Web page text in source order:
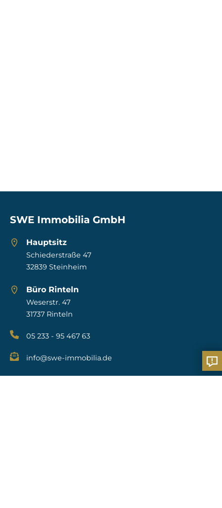
SWE Immobilia GmbH
Hauptsitz
Schiederstraße 47
32839 Steinheim
Büro Rinteln
Weserstr. 47
31737 Rinteln
05 233 - 95 467 63
info@swe-immobilia.de